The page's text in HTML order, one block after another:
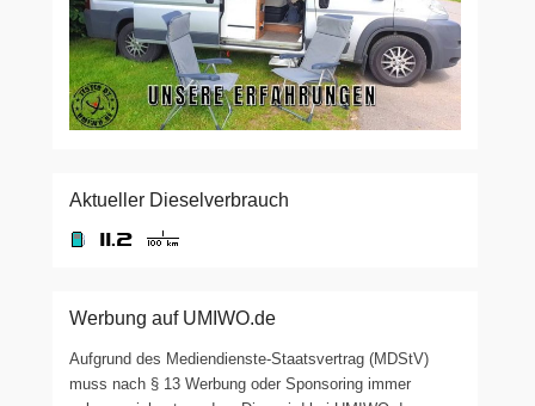
Aktueller Dieselverbrauch
Werbung auf UMIWO.de
Aufgrund des Mediendienste-Staatsvertrag (MDStV)
muss nach § 13 Werbung oder Sponsoring immer